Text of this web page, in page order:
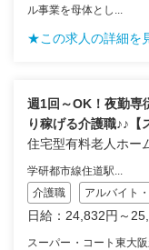
ル事業を母体とし...
★この求人の詳細を
週1回～OK！夜勤専
り稼げる介護職♪♪【
住宅型有料老人ホ
学研都市線住道駅...
介護職
アルバイト
日給：24,832円～
スーパー・コート東大